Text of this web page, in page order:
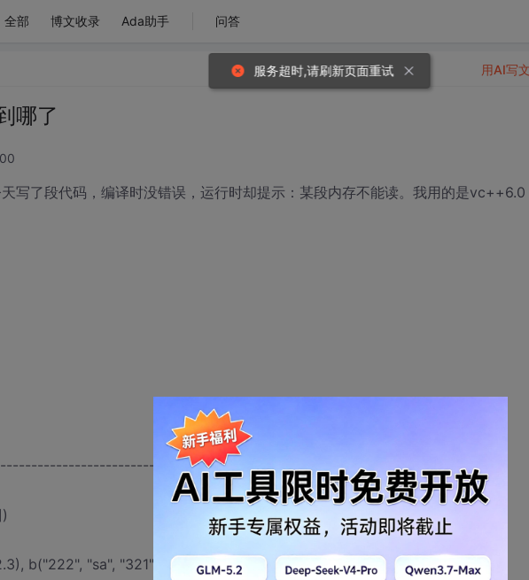
全部 博文收录 Ada助手 问答
哪了
写了段代码，编译时没错误，运行时却提示：某段内存不能读。我用的是vc++6.0
b("222", "sa", "321", 32.1);
用AI写
服务超时,请刷新页面重试